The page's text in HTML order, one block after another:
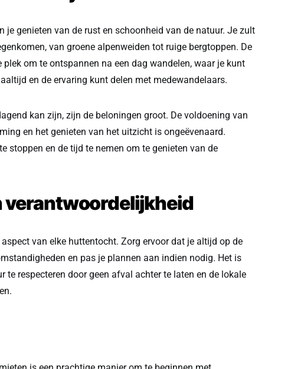
je genieten van de rust en schoonheid van de natuur. Je zult
van groene alpenweiden tot ruige bergtoppen. De
plek om te ontspannen na een dag wandelen, waar je kunt
en de ervaring kunt delen met medewandelaars.
kan zijn, zijn de beloningen groot. De voldoening van
en het genieten van het uitzicht is ongeëvenaard.
stoppen en de tijd te nemen om te genieten van de
verantwoordelijkheid
van elke huttentocht. Zorg ervoor dat je altijd op de
en pas je plannen aan indien nodig. Het is
te respecteren door geen afval achter te laten en de lokale